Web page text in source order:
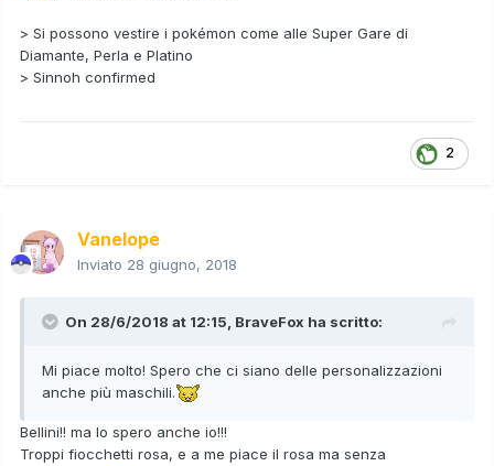
> Si possono vestire i pokémon come alle Super Gare di
Diamante, Perla e Platino
> Sinnoh confirmed
2
Vanelope
Inviato 28 giugno, 2018
On 28/6/2018 at 12:15, BraveFox ha scritto:
Mi piace molto! Spero che ci siano delle personalizzazioni
anche più maschili.
Bellini!! ma lo spero anche io!!!
Troppi fiocchetti rosa, e a me piace il rosa ma senza